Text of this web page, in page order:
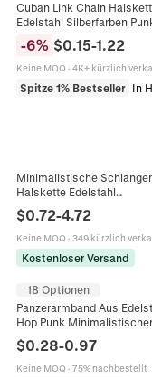
Cuban Link Chain
Edelstahl Silberfarben
Hop Streetwear Stil Für
Und Frauen
-6% $0.15-1.22
Keine MOQ · 4K+ kürzlich
Spitze 1% Bestseller
Minimalistische
Halskette Edelstahl
Schlichtes Glied Für
Modeschmuck
$0.72-4.72
Keine MOQ · 349 kürzlich
Kostenloser Versand
18 Optionen
Panzerarmband Aus
Hop Punk Minimalistischer
Modeschmuck Für Damen
Herren
$0.28-0.97
Keine MOQ · 75% nachbestellt